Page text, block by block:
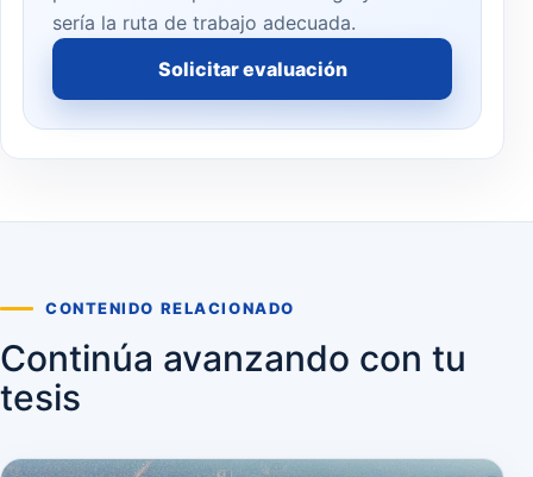
sería la ruta de trabajo adecuada.
Solicitar evaluación
CONTENIDO RELACIONADO
Continúa avanzando con tu
tesis